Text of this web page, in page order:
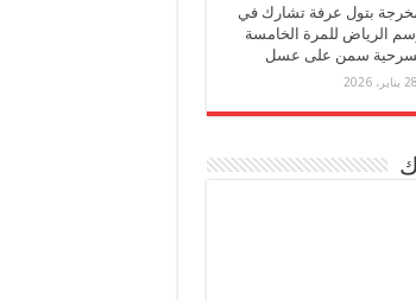
بتول عرفة تشارك في
الرياض للمرة الخامسة
سمن على عسل
28 يناير، 2026